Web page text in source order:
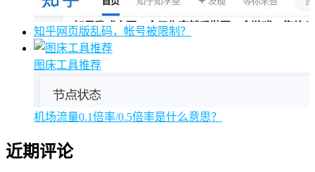
知乎网页版乱码，帐号被限制？
图床工具推荐
机场流量0.1倍率/0.5倍率是什么意思？
近期评论